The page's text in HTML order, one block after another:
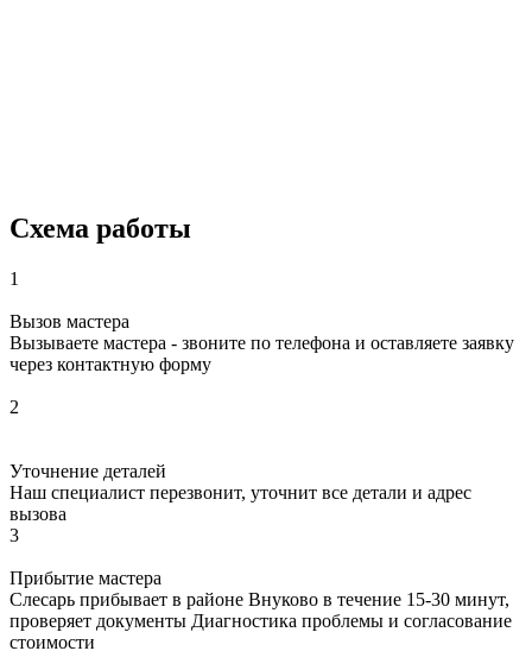
Схема работы
1
Вызов мастера
Вызываете мастера - звоните по телефона и оставляете заявку
через контактную форму
2
Уточнение деталей
Наш специалист перезвонит, уточнит все детали и адрес
вызова
3
Прибытие мастера
Слесарь прибывает в районе Внуково в течение 15-30 минут,
проверяет документы Диагностика проблемы и согласование
стоимости